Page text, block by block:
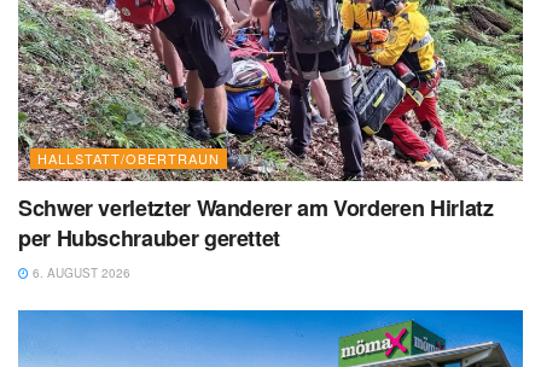
HALLSTATT/OBERTRAUN
Schwer verletzter Wanderer am Vorderen Hirlatz
per Hubschrauber gerettet
6. AUGUST 2026